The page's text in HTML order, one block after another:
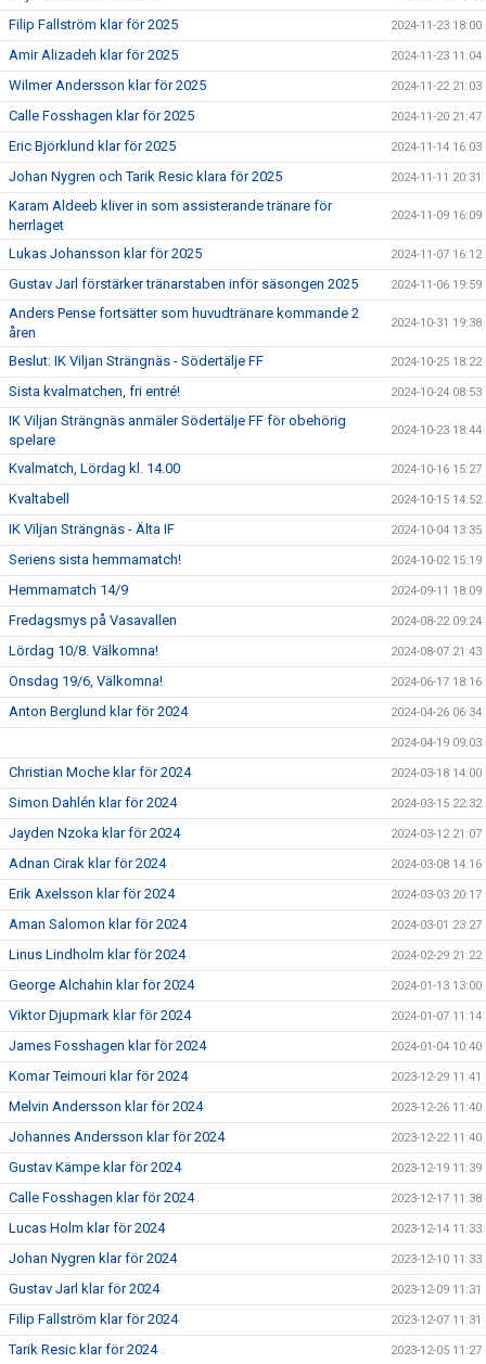
Filip Fallström klar för 2025 2024-11-23 18:00
Amir Alizadeh klar för 2025 2024-11-23 11:04
Wilmer Andersson klar för 2025 2024-11-22 21:03
Calle Fosshagen klar för 2025 2024-11-20 21:47
Eric Björklund klar för 2025 2024-11-14 16:03
Johan Nygren och Tarik Resic klara för 2025 2024-11-11 20:31
Karam Aldeeb kliver in som assisterande tränare för
herrlaget
2024-11-09 16:09
Lukas Johansson klar för 2025 2024-11-07 16:12
Gustav Jarl förstärker tränarstaben inför säsongen 2025 2024-11-06 19:59
Anders Pense fortsätter som huvudtränare kommande 2
åren
2024-10-31 19:38
Beslut: IK Viljan Strängnäs - Södertälje FF 2024-10-25 18:22
Sista kvalmatchen, fri entré! 2024-10-24 08:53
IK Viljan Strängnäs anmäler Södertälje FF för obehörig
spelare
2024-10-23 18:44
Kvalmatch, Lördag kl. 14.00 2024-10-16 15:27
Kvaltabell 2024-10-15 14:52
IK Viljan Strängnäs - Älta IF 2024-10-04 13:35
Seriens sista hemmamatch! 2024-10-02 15:19
Hemmamatch 14/9 2024-09-11 18:09
Fredagsmys på Vasavallen 2024-08-22 09:24
Lördag 10/8. Välkomna! 2024-08-07 21:43
Onsdag 19/6, Välkomna! 2024-06-17 18:16
Anton Berglund klar för 2024 2024-04-26 06:34
2024-04-19 09:03
Christian Moche klar för 2024 2024-03-18 14:00
Simon Dahlén klar för 2024 2024-03-15 22:32
Jayden Nzoka klar för 2024 2024-03-12 21:07
Adnan Cirak klar för 2024 2024-03-08 14:16
Erik Axelsson klar för 2024 2024-03-03 20:17
Aman Salomon klar för 2024 2024-03-01 23:27
Linus Lindholm klar för 2024 2024-02-29 21:22
George Alchahin klar för 2024 2024-01-13 13:00
Viktor Djupmark klar för 2024 2024-01-07 11:14
James Fosshagen klar för 2024 2024-01-04 10:40
Komar Teimouri klar för 2024 2023-12-29 11:41
Melvin Andersson klar för 2024 2023-12-26 11:40
Johannes Andersson klar för 2024 2023-12-22 11:40
Gustav Kämpe klar för 2024 2023-12-19 11:39
Calle Fosshagen klar för 2024 2023-12-17 11:38
Lucas Holm klar för 2024 2023-12-14 11:33
Johan Nygren klar för 2024 2023-12-10 11:33
Gustav Jarl klar för 2024 2023-12-09 11:31
Filip Fallström klar för 2024 2023-12-07 11:31
Tarik Resic klar för 2024 2023-12-05 11:27